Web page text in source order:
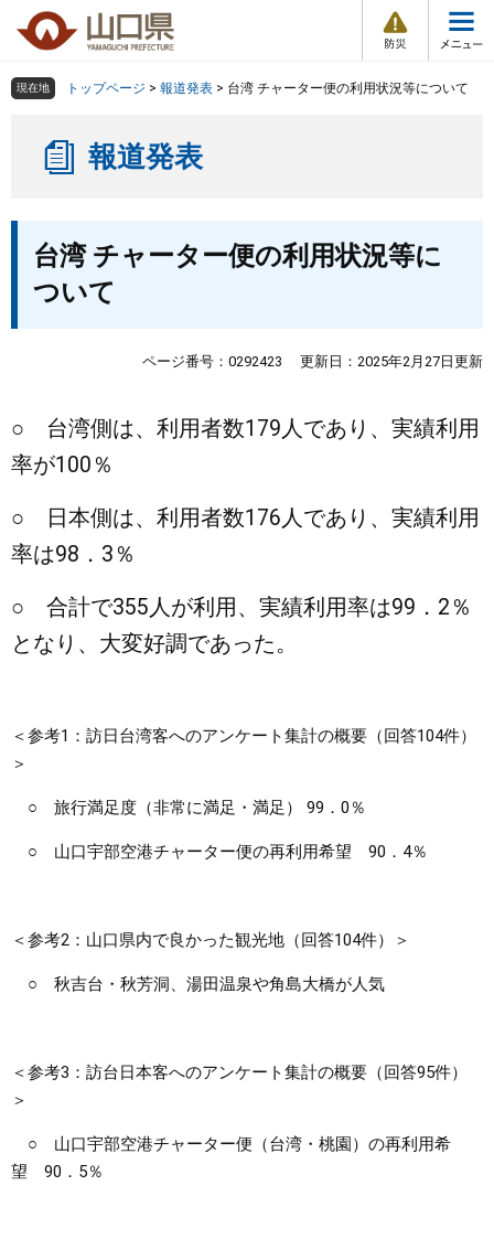
の
ー
情
報
メ
ュ
組織で探す
Other Languages
トップページ
くらし・環境
教育・文化・スポーツ
しごと・産業・観光
県政情報
現在地 トップページ > 報道発表 > 台湾 チャーター便の利用状況等について
報道発表
台湾 チャーター便の利用状況等に
ついて
ページ番号：0292423 更新日：2025年2月27日更新
○ 台湾側は、利用者数179人であり、実績利用
率が100％
○ 日本側は、利用者数176人であり、実績利用
率は98．3％
○ 合計で355人が利用、実績利用率は99．2％
となり、大変好調であった。
＜参考1：訪日台湾客へのアンケート集計の概要（回答104件）
＞
○ 旅行満足度（非常に満足・満足） 99．0％
○ 山口宇部空港チャーター便の再利用希望 90．4％
＜参考2：山口県内で良かった観光地（回答104件）＞
○ 秋吉台・秋芳洞、湯田温泉や角島大橋が人気
＜参考3：訪台日本客へのアンケート集計の概要（回答95件）
＞
○ 山口宇部空港チャーター便（台湾・桃園）の再利用希
望 90．5％